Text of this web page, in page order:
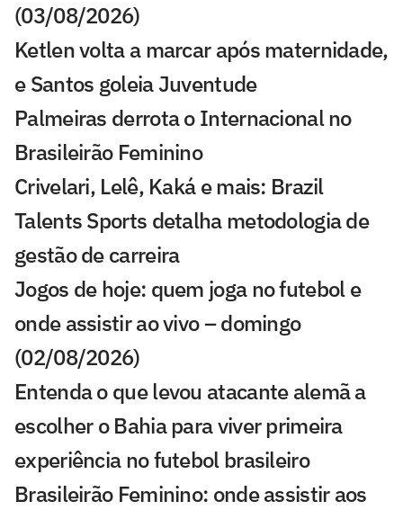
(03/08/2026)
Ketlen volta a marcar após maternidade,
e Santos goleia Juventude
Palmeiras derrota o Internacional no
Brasileirão Feminino
Crivelari, Lelê, Kaká e mais: Brazil
Talents Sports detalha metodologia de
gestão de carreira
Jogos de hoje: quem joga no futebol e
onde assistir ao vivo – domingo
(02/08/2026)
Entenda o que levou atacante alemã a
escolher o Bahia para viver primeira
experiência no futebol brasileiro
Brasileirão Feminino: onde assistir aos